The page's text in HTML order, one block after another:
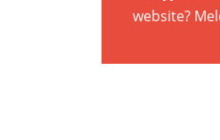
website?